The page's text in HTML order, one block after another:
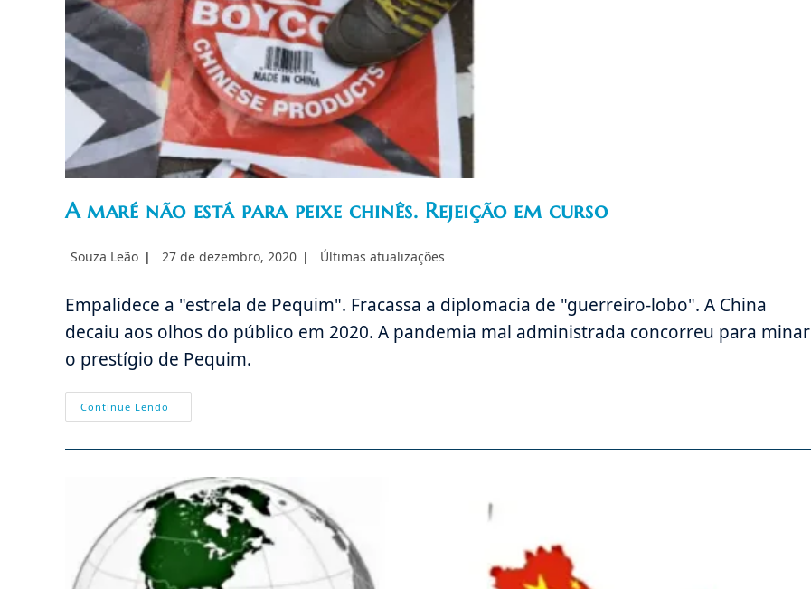
A maré não está para peixe chinês. Rejeição em curso
Autor
Souza Leão
Post
27 de dezembro, 2020
Categoria
Últimas atualizações
Empalidece a "estrela de Pequim". Fracassa a diplomacia de "guerreiro-lobo". A China
decaiu aos olhos do público em 2020. A pandemia mal administrada concorreu para minar
o prestígio de Pequim.
Continue Lendo
Maré
Está
Chinês.
Rejeição
Em
Curso